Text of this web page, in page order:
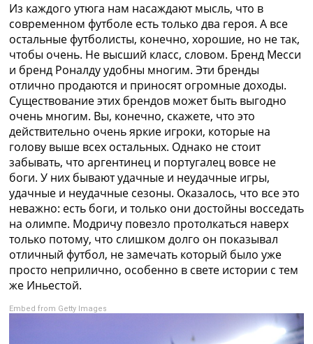
Из каждого утюга нам насаждают мысль, что в
современном футболе есть только два героя. А все
остальные футболисты, конечно, хорошие, но не так,
чтобы очень. Не высший класс, словом. Бренд Месси
и бренд Роналду удобны многим. Эти бренды
отлично продаются и приносят огромные доходы.
Существование этих брендов может быть выгодно
очень многим. Вы, конечно, скажете, что это
действительно очень яркие игроки, которые на
голову выше всех остальных. Однако не стоит
забывать, что аргентинец и португалец вовсе не
боги. У них бывают удачные и неудачные игры,
удачные и неудачные сезоны. Оказалось, что все это
неважно: есть боги, и только они достойны восседать
на олимпе. Модричу повезло протолкаться наверх
только потому, что слишком долго он показывал
отличный футбол, не замечать который было уже
просто неприлично, особенно в свете истории с тем
же Иньестой.
Embed from Getty Images